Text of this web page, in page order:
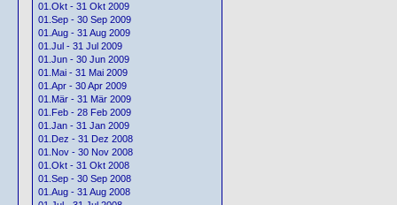
01.Okt - 31 Okt 2009
01.Sep - 30 Sep 2009
01.Aug - 31 Aug 2009
01.Jul - 31 Jul 2009
01.Jun - 30 Jun 2009
01.Mai - 31 Mai 2009
01.Apr - 30 Apr 2009
01.Mär - 31 Mär 2009
01.Feb - 28 Feb 2009
01.Jan - 31 Jan 2009
01.Dez - 31 Dez 2008
01.Nov - 30 Nov 2008
01.Okt - 31 Okt 2008
01.Sep - 30 Sep 2008
01.Aug - 31 Aug 2008